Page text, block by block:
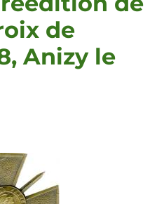
de
Anizy le